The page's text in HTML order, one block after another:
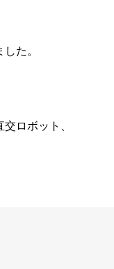
FA商社
た。
ロボット、